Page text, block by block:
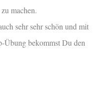
machen.
sehr sehr schön und mit
Übung bekommst Du den